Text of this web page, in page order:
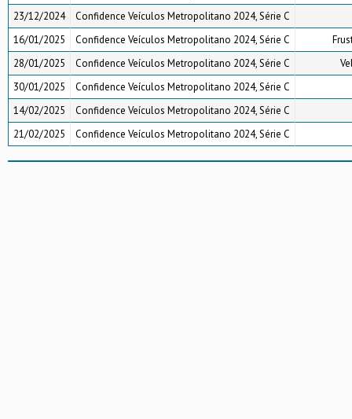
23/12/2024
Confidence Veículos Metropolitano 2024, Série C
16/01/2025
Confidence Veículos Metropolitano 2024, Série C
28/01/2025
Confidence Veículos Metropolitano 2024, Série C
30/01/2025
Confidence Veículos Metropolitano 2024, Série C
14/02/2025
Confidence Veículos Metropolitano 2024, Série C
21/02/2025
Confidence Veículos Metropolitano 2024, Série C